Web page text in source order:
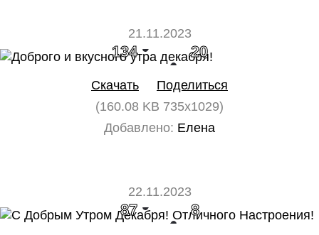
21.11.2023
134 20
Скачать
Поделиться
(160.08 KB 735x1029)
Добавлено: Елена
22.11.2023
87 8